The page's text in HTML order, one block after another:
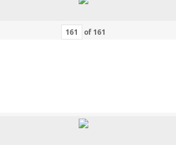
of 161